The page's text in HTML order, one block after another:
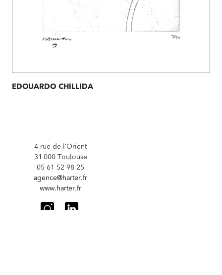
EDOUARDO CHILLIDA
4 rue de l’Orient
31 000 Toulouse
05 61 52 98 25
agence@harter.fr
www.harter.fr